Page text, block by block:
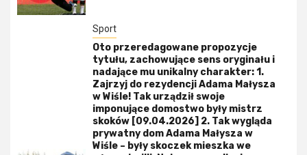
Sport
Oto przeredagowane propozycje
tytułu, zachowujące sens oryginału i
nadające mu unikalny charakter: 1.
Zajrzyj do rezydencji Adama Małysza
w Wiśle! Tak urządził swoje
imponujące domostwo były mistrz
skoków [09.04.2026] 2. Tak wygląda
prywatny dom Adama Małysza w
Wiśle – były skoczek mieszka we